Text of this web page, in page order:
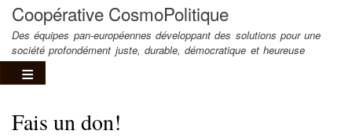
Coopérative CosmoPolitique
Des équipes pan-européennes développant des solutions pour une
société profondément juste, durable, démocratique et heureuse
Fais un don!